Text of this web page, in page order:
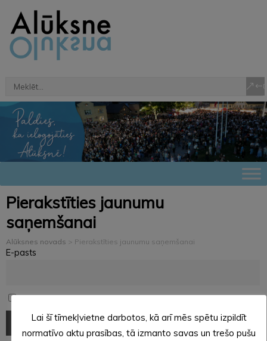
Pierakstīties jaunumu
saņemšanai
Alūksnes novads > Pierakstīties jaunumu saņemšanai
E-pasts
Turpinot jūs piekrītat privātuma politikai
Lai šī tīmekļvietne darbotos, kā arī mēs spētu izpildīt
normatīvo aktu prasības, tā izmanto savas un trešo pušu